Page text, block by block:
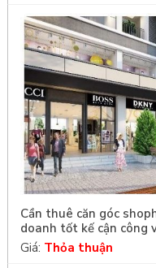
Cần thuê căn góc
doanh tốt kế cận công
Giá: Thỏa thuận